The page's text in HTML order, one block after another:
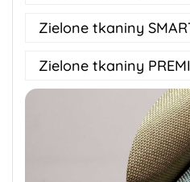
Zielone tkaniny
Zielone tkaniny